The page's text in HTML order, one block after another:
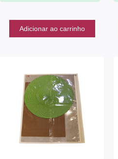
Adicionar ao carrinho